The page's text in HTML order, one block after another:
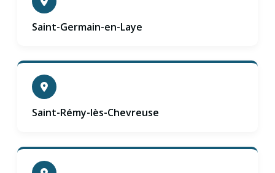
Saint-Germain-en-Laye
Saint-Rémy-lès-Chevreuse